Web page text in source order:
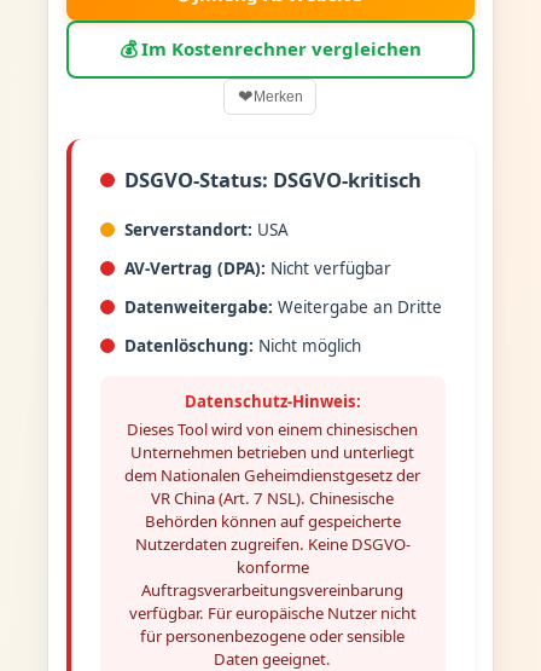
💰 Im Kostenrechner vergleichen
❤Merken
DSGVO-Status: DSGVO-kritisch
Serverstandort: USA
AV-Vertrag (DPA): Nicht verfügbar
Datenweitergabe: Weitergabe an Dritte
Datenlöschung: Nicht möglich
Datenschutz-Hinweis:
Dieses Tool wird von einem chinesischen
Unternehmen betrieben und unterliegt
dem Nationalen Geheimdienstgesetz der
VR China (Art. 7 NSL). Chinesische
Behörden können auf gespeicherte
Nutzerdaten zugreifen. Keine DSGVO-
konforme
Auftragsverarbeitungsvereinbarung
verfügbar. Für europäische Nutzer nicht
für personenbezogene oder sensible
Daten geeignet.